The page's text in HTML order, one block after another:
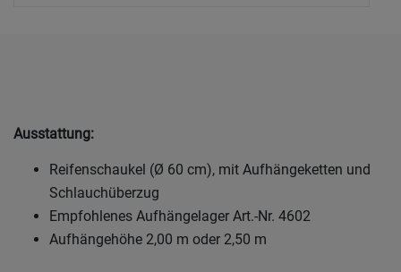
Ausstattung:
Reifenschaukel (Ø 60 cm), mit Aufhängeketten und
Schlauchüberzug
Empfohlenes Aufhängelager Art.-Nr. 4602
Aufhängehöhe 2,00 m oder 2,50 m